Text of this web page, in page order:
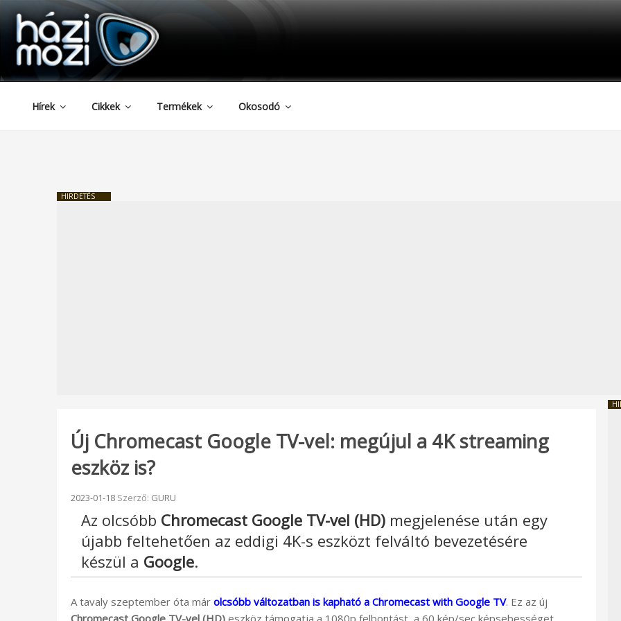
Tartalomhoz
HAZIMOZI
Hírek Cikkek Termékek Okosodó
HIRDETÉS
Új Chromecast Google TV-vel: megújul a 4K streaming
eszköz is?
Beküldve:
2023-01-18 Szerző: GURU
Az olcsóbb Chromecast Google TV-vel (HD) megjelenése után egy
újabb feltehetően az eddigi 4K-s eszközt felváltó bevezetésére
készül a Google.
A tavaly szeptember óta már olcsóbb változatban is kapható a Chromecast with Google TV. Ez az új
Chromecast Google TV-vel (HD) eszköz támogatja a 1080p felbontást, a 60 kép/sec képsebességet